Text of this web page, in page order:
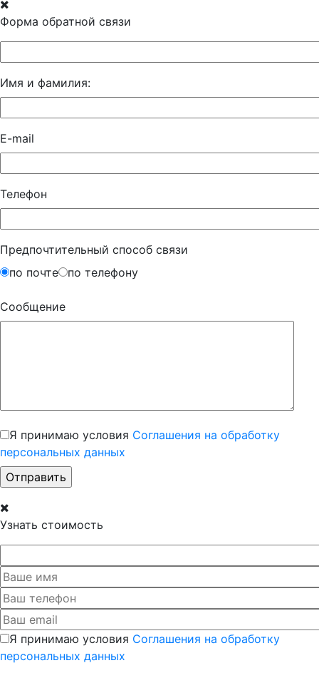
Форма обратной связи
Имя и фамилия:
E-mail
Телефон
Предпочтительный способ связи
по почте
по телефону
Сообщение
Я принимаю условия Соглашения на обработку
персональных данных
Узнать стоимость
Я принимаю условия Соглашения на обработку
персональных данных